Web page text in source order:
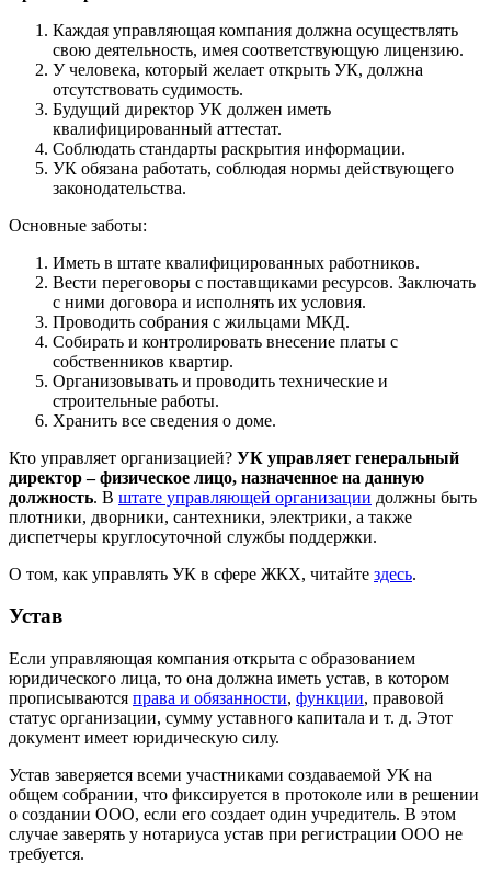
Каждая управляющая компания должна осуществлять
свою деятельность, имея соответствующую лицензию.
У человека, который желает открыть УК, должна
отсутствовать судимость.
Будущий директор УК должен иметь
квалифицированный аттестат.
Соблюдать стандарты раскрытия информации.
УК обязана работать, соблюдая нормы действующего
законодательства.
Основные заботы:
Иметь в штате квалифицированных работников.
Вести переговоры с поставщиками ресурсов. Заключать
с ними договора и исполнять их условия.
Проводить собрания с жильцами МКД.
Собирать и контролировать внесение платы с
собственников квартир.
Организовывать и проводить технические и
строительные работы.
Хранить все сведения о доме.
Кто управляет организацией? УК управляет генеральный
директор – физическое лицо, назначенное на данную
должность. В штате управляющей организации должны быть
плотники, дворники, сантехники, электрики, а также
диспетчеры круглосуточной службы поддержки.
О том, как управлять УК в сфере ЖКХ, читайте здесь.
Устав
Если управляющая компания открыта с образованием
юридического лица, то она должна иметь устав, в котором
прописываются права и обязанности, функции, правовой
статус организации, сумму уставного капитала и т. д. Этот
документ имеет юридическую силу.
Устав заверяется всеми участниками создаваемой УК на
общем собрании, что фиксируется в протоколе или в решении
о создании ООО, если его создает один учредитель. В этом
случае заверять у нотариуса устав при регистрации ООО не
требуется.